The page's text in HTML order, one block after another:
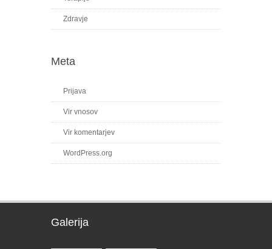
Zdravje
Meta
Prijava
Vir vnosov
Vir komentarjev
WordPress.org
Galerija